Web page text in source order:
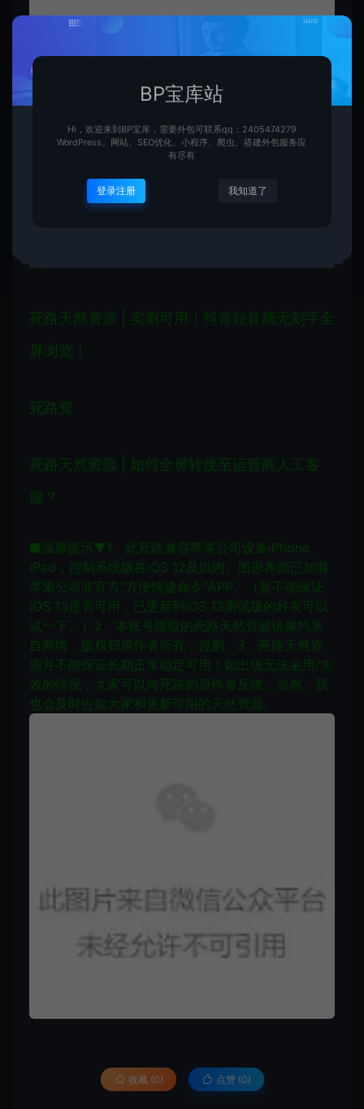
如何浏览加装这条死路？ VUE”方可获得
你可能还
死路天然资源 | 怎样在智能手机上打出花体英文
死路天然资源 | 实测可用！抖音短音频无刻字全
屏浏览！
死路资
死路天然资源 | 如何全屏转接至运营商人工客
服？
■温馨提示▼1、此死路兼容苹果公司设备iPhone、
iPad，控制系统版在iOS 12及以内、图形界面已加装
苹果公司非官方“方便快捷命令”APP。（暂不能保证
iOS 13是否可用，已更新到iOS 13测试版的好友可以
试一下。） 2、本账号撷取的死路天然资源镜像均来
自网络，版权归原作者所有，侵删。 3、死路天然资
源并不能保证长期正常稳定可用！如出现无法采用/失
效的情况，大家可以向死路的原作者反馈。当然，我
也会及时告知大家和更新可用的天然资源。
收藏 (0) 点赞 (0)
BP宝库站
Hi，欢迎来到BP宝库，需要外包可联系qq：2405474279
WordPress、网站、SEO优化、小程序、爬虫、搭建外包服务应
有尽有
登录注册 我知道了